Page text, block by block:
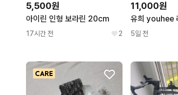
5,500원
아이린 인형 보라린 20cm
17시간 전 2
11,000원
5일 전